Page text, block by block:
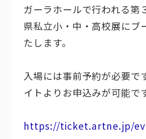
ガーラホールで行われる第
県私立小・中・高校展にブ
たします。
入場には事前予約が必要で
イトよりお申込みが可能で
https://ticket.artne.jp/